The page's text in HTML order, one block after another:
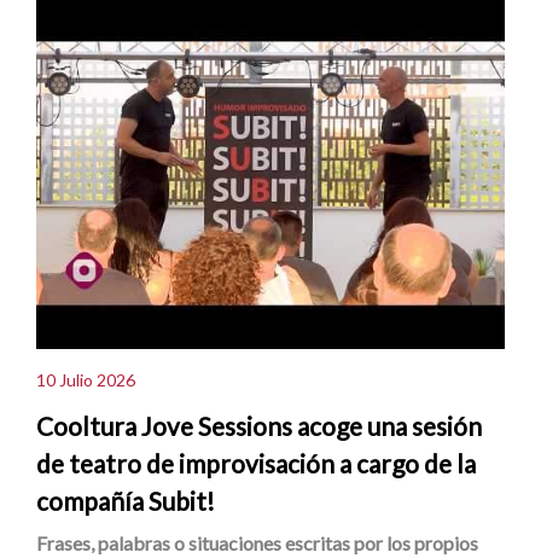
10 Julio 2026
Cooltura Jove Sessions acoge una sesión
de teatro de improvisación a cargo de la
compañía Subit!
Frases, palabras o situaciones escritas por los propios